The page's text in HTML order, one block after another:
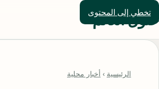
تخطي إلى المحتوى
حلول العالم
الرئيسية › أخبار محلية